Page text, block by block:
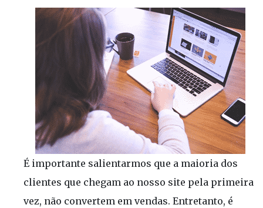
É importante salientarmos que a maioria dos
clientes que chegam ao nosso site pela primeira
vez, não convertem em vendas. Entretanto, é